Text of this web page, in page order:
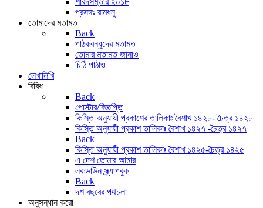
প্রসঙ্গঃ রামধনু
তোমাদের মতামত
Back
পাঠকবন্ধুদের মতামত
তোমার মতামত জানাও
চিঠি পাঠাও
লেখালিখি
বিবিধ
Back
পোস্টার/বিজ্ঞপ্তি
কিস্তি অনুযায়ী প্রকাশের তালিকাঃ বৈশাখ ১৪২৮- চৈত্র ১৪২৮
কিস্তি অনুযায়ী প্রকাশ তালিকাঃ বৈশাখ ১৪২৭ -চৈত্র ১৪২৭
Back
কিস্তি অনুযায়ী প্রকাশ তালিকাঃ বৈশাখ ১৪২৫-চৈত্র ১৪২৫
এ দেশ তোমার আমার
লকডাউন স্ক্র্যাপবুক
Back
দশ বছরের পথচলা
অনুসন্ধান করো